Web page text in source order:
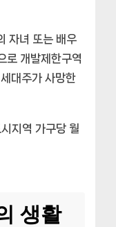
자녀 또는 배우
로 개발제한구역
대주가 사망한
지역 가구당 월
생활